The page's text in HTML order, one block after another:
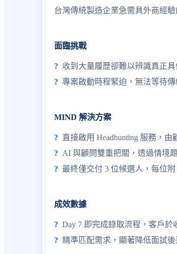
台灣傳統製造企業急需具外商經
面臨挑戰
收到大量履歷卻難以辨識真正
專案啟動時程緊迫，無法等待傳
MIND 解決方案
直接啟用 Headhunting 服務，由
AI 與顧問雙重把關，透過情境
最終僅交付 3 位候選人，每位
成效數據
Day 7 即完成錄取流程，客戶於
精準匹配需求，顯著降低面試後